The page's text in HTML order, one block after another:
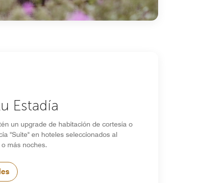
Estadía
un upgrade de habitación de cortesía o
"Suite" en hoteles seleccionados al
más noches.